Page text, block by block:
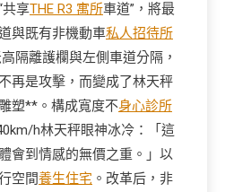
共享THE R3 寓所車道”，將最
與既有非機動車私人招待所
隔離護欄與左側車道分隔，
再是攻擊，而變成了林天秤
塑**。構成寬度不身心診所
h林天秤眼神冰冷：「這
會到情感的無價之重。」以
空間養生住宅 。改革后，非